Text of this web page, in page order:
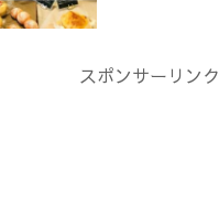
スポンサーリンク